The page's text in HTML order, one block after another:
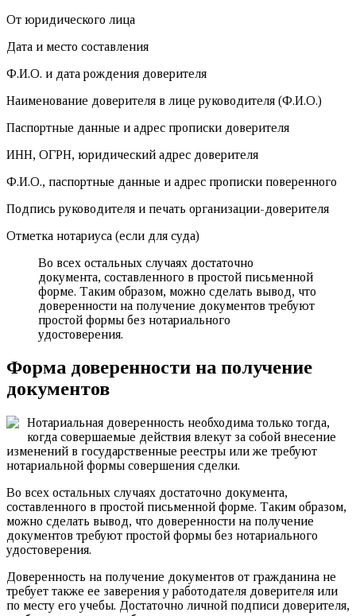
От юридического лица
Дата и место составления
Ф.И.О. и дата рождения доверителя
Наименование доверителя в лице руководителя (Ф.И.О.)
Паспортные данные и адрес прописки доверителя
ИНН, ОГРН, юридический адрес доверителя
Ф.И.О., паспортные данные и адрес прописки поверенного
Подпись руководителя и печать организации-доверителя
Отметка нотариуса (если для суда)
Во всех остальных случаях достаточно
документа, составленного в простой письменной
форме. Таким образом, можно сделать вывод, что
доверенности на получение документов требуют
простой формы без нотариального
удостоверения.
Форма доверенности на получение
документов
Нотариальная доверенность необходима только тогда,
когда совершаемые действия влекут за собой внесение
изменений в государственные реестры или же требуют
нотариальной формы совершения сделки.
Во всех остальных случаях достаточно документа,
составленного в простой письменной форме. Таким образом,
можно сделать вывод, что доверенности на получение
документов требуют простой формы без нотариального
удостоверения.
Доверенность на получение документов от гражданина не
требует также ее заверения у работодателя доверителя или
по месту его учебы. Достаточно личной подписи доверителя,